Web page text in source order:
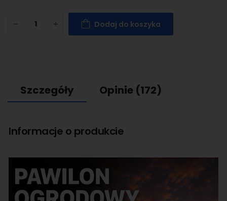
Dodaj do koszyka
Szczegóły Opinie (172)
Informacje o produkcie